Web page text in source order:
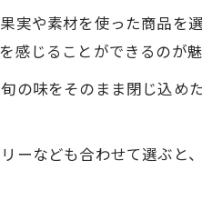
や素材を使った商品を
じることができるのが魅
味をそのまま閉じ込め
ーなども合わせて選ぶと